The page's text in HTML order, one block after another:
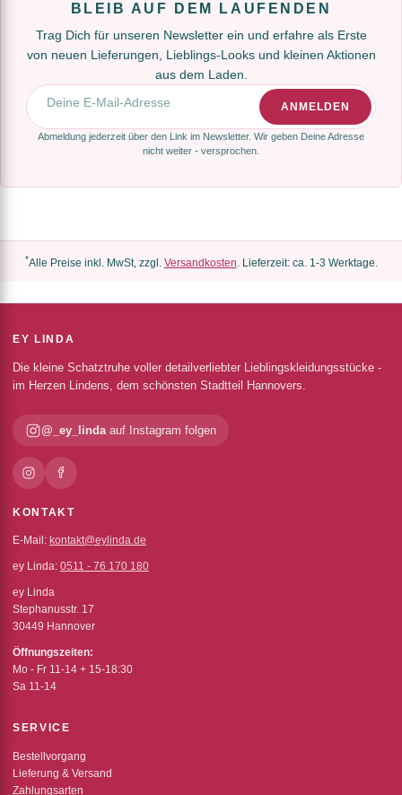
BLEIB AUF DEM LAUFENDEN
Trag Dich für unseren Newsletter ein und erfahre als Erste
von neuen Lieferungen, Lieblings-Looks und kleinen Aktionen
aus dem Laden.
E-Mail-Adresse
ANMELDEN
Abmeldung jederzeit über den Link im Newsletter. Wir geben Deine Adresse
nicht weiter - versprochen.
*Alle Preise inkl. MwSt, zzgl. Versandkosten. Lieferzeit: ca. 1-3 Werktage.
EY LINDA
Die kleine Schatztruhe voller detailverliebter Lieblingskleidungsstücke -
im Herzen Lindens, dem schönsten Stadtteil Hannovers.
@_ey_lindaauf Instagram folgen
KONTAKT
E-Mail: kontakt@eylinda.de
ey Linda: 0511 - 76 170 180
ey Linda
Stephanusstr. 17
30449 Hannover
Öffnungszeiten:
Mo - Fr 11-14 + 15-18:30
Sa 11-14
SERVICE
Bestellvorgang
Lieferung & Versand
Zahlungsarten